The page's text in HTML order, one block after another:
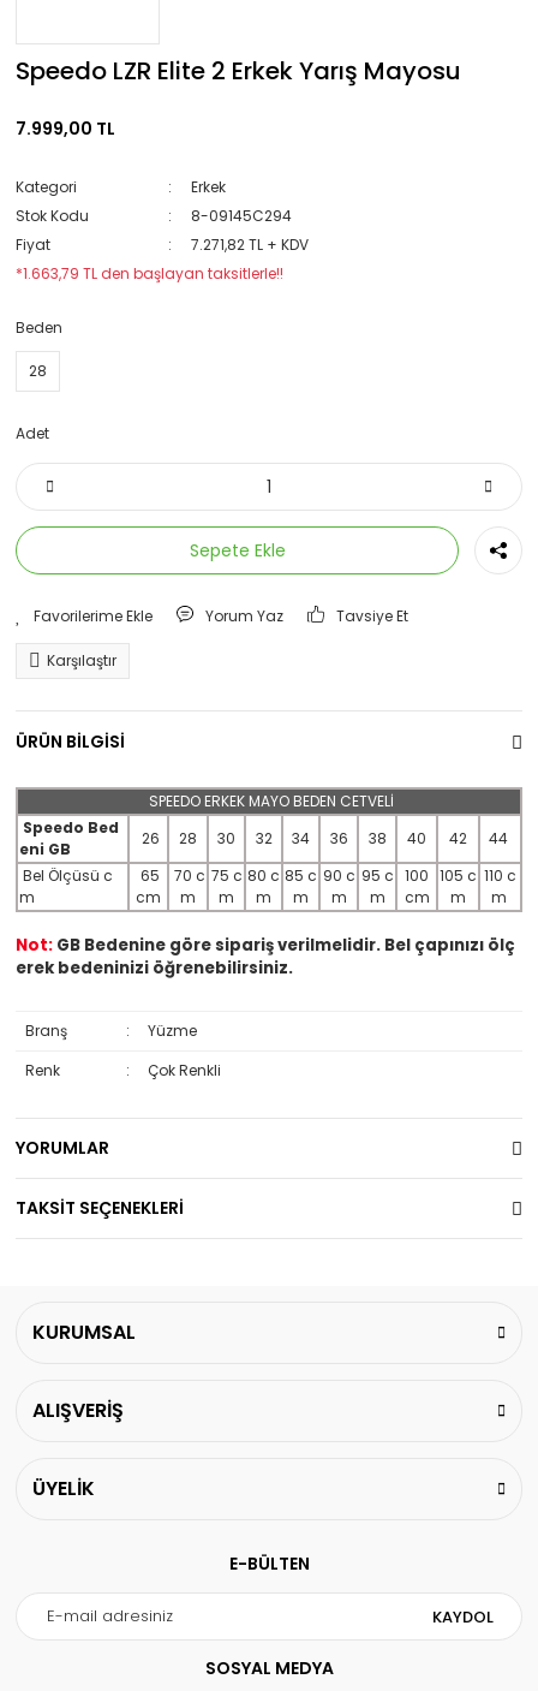
Speedo LZR Elite 2 Erkek Yarış Mayosu
7.999,00 TL
Kategori
Erkek
Stok Kodu
8-09145C294
Fiyat
7.271,82 TL + KDV
*1.663,79 TL den başlayan taksitlerle!!
Beden
28
Adet
Sepete Ekle
Yorum Yaz Tavsiye Et
Karşılaştır
ÜRÜN BİLGİSİ
SPEEDO ERKEK MAYO BEDEN CETVELİ
Speedo Bed
eni GB
26 28 30 32 34 36 38 40 42
44
Bel Ölçüsü c
m
65
cm
70 c
m
75 c
m
80 c
m
85 c
m
90 c
m
95 c
m
100
cm
105 c
m
110 c
m
Not: GB Bedenine göre sipariş verilmelidir. Bel çapınızı ölç
erek bedeninizi öğrenebilirsiniz.
Branş :
Yüzme
Renk
: Çok Renkli
YORUMLAR
TAKSİT SEÇENEKLERİ
KURUMSAL
ALIŞVERİŞ
ÜYELİK
E-BÜLTEN
KAYDOL
SOSYAL MEDYA